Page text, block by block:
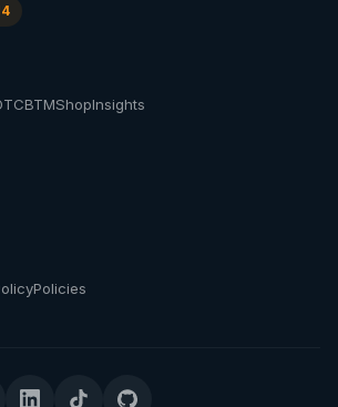
BTMShopInsights
Policies